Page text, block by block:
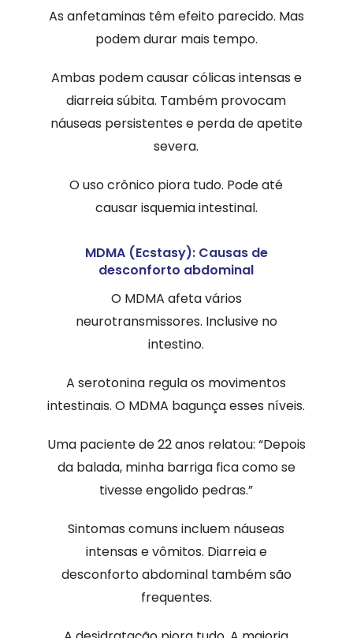
As anfetaminas têm efeito parecido. Mas
podem durar mais tempo.
Ambas podem causar cólicas intensas e
diarreia súbita. Também provocam
náuseas persistentes e perda de apetite
severa.
O uso crônico piora tudo. Pode até
causar isquemia intestinal.
MDMA (Ecstasy): Causas de
desconforto abdominal
O MDMA afeta vários
neurotransmissores. Inclusive no
intestino.
A serotonina regula os movimentos
intestinais. O MDMA bagunça esses níveis.
Uma paciente de 22 anos relatou: “Depois
da balada, minha barriga fica como se
tivesse engolido pedras.”
Sintomas comuns incluem náuseas
intensas e vômitos. Diarreia e
desconforto abdominal também são
frequentes.